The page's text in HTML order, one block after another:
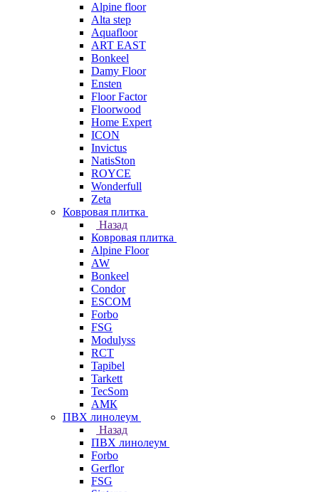
Alpine floor
Alta step
Aquafloor
ART EAST
Bonkeel
Damy Floor
Ensten
Floor Factor
Floorwood
Home Expert
ICON
Invictus
NatisSton
ROYCE
Wonderfull
Zeta
Ковровая плитка
Назад
Ковровая плитка
Alpine Floor
AW
Bonkeel
Condor
ESCOM
Forbo
FSG
Modulyss
RCT
Tapibel
Tarkett
TecSom
АМК
ПВХ линолеум
Назад
ПВХ линолеум
Forbo
Gerflor
FSG